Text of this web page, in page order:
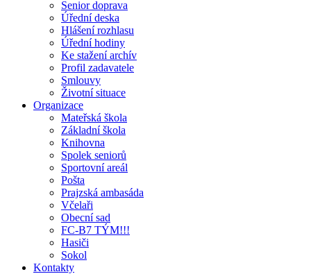
Senior doprava
Úřední deska
Hlášení rozhlasu
Úřední hodiny
Ke stažení archív
Profil zadavatele
Smlouvy
Životní situace
Organizace
Mateřská škola
Základní škola
Knihovna
Spolek seniorů
Sportovní areál
Pošta
Prajzská ambasáda
Včelaři
Obecní sad
FC-B7 TÝM!!!
Hasiči
Sokol
Kontakty